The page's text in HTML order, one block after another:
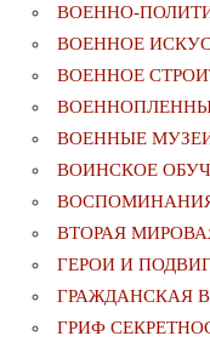
ВОЕННО-
ВОЕННОЕ
ВОЕННОЕ
ВОЕННЫЕ
ВОИНСКОЕ
ВТОРАЯ
ГЕРОИ И
ГРАЖДАНСКАЯ
ГРИФ